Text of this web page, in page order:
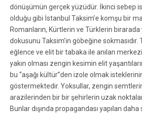
dönüşümün gerçek yüzüdür. İkinci sebep
olduğu gibi İstanbul Taksim’e komşu bir
Romanların, Kürtlerin ve Türklerin birarada
dokusunu Taksim’in göbeğine sokmasıdır.
eğlence ve elit bir tabaka ile anılan
yakın olması zengin kesimin elit
bu “aşağı kültür”den izole olmak
göstermektedir. Yoksullar, zengin
arazilerinden bir bir şehirlerin uzak
Bunlar dışında propagandası yapılan daha